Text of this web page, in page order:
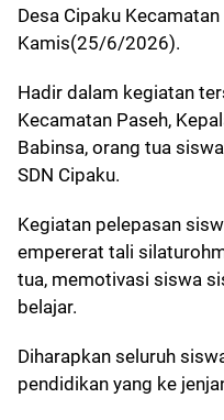
Desa Cipaku
Kamis(25/6/2026).
Hadir dalam kegiatan
Kecamatan Paseh,
Babinsa, orang tua
SDN Cipaku.
Kegiatan pelepasan
empererat tali
tua, memotivasi siswa
belajar.
Diharapkan seluruh
pendidikan yang ke